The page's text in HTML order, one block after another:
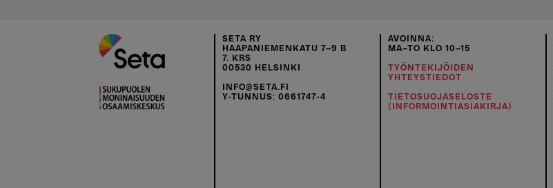
SETA RY
HAAPANIEMENKATU 7–9 B
7. KRS
00530 HELSINKI
INFO@SETA.FI
Y-TUNNUS: 0661747-4
AVOINNA:
MA–TO KLO 10–15
TYÖNTEKIJÖIDEN
YHTEYSTIEDOT
TIETOSUOJASELOSTE
(INFORMOINTIASIAKIRJA)